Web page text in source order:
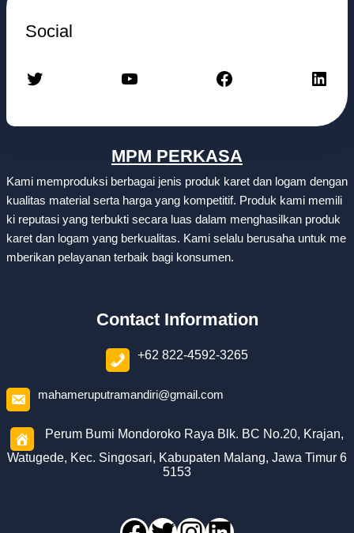
Social
Twitter YouTube Facebook LinkedIn
MPM PERKASA
Kami memproduksi berbagai jenis produk karet dan logam dengan
kualitas material serta harga yang kompetitif. Produk kami memili
ki reputasi yang terbukti secara luas dalam menghasilkan produk
karet dan logam yang berkualitas. Kami selalu berusaha untuk me
mberikan pelayanan terbaik bagi konsumen.
Contact Information
+62 822-4592-3265
mahameruputramandiri@gmail.com
Perum Bumi Mondoroko Raya Blk. BC No.20, Krajan,
Watugede, Kec. Singosari, Kabupaten Malang, Jawa Timur 6
5153